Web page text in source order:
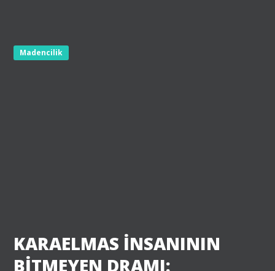
Madencilik
KARAELMAS İNSANININ
BİTMEYEN DRAMI: